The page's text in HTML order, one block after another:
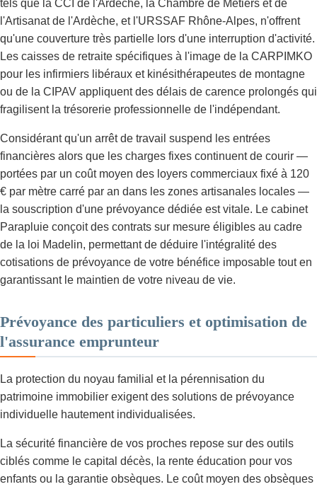
tels que la CCI de l'Ardèche, la Chambre de Métiers et de
l'Artisanat de l'Ardèche, et l'URSSAF Rhône-Alpes, n'offrent
qu'une couverture très partielle lors d'une interruption d'activité.
Les caisses de retraite spécifiques à l'image de la CARPIMKO
pour les infirmiers libéraux et kinésithérapeutes de montagne
ou de la CIPAV appliquent des délais de carence prolongés qui
fragilisent la trésorerie professionnelle de l'indépendant.
Considérant qu'un arrêt de travail suspend les entrées
financières alors que les charges fixes continuent de courir —
portées par un coût moyen des loyers commerciaux fixé à 120
€ par mètre carré par an dans les zones artisanales locales —
la souscription d'une prévoyance dédiée est vitale. Le cabinet
Parapluie conçoit des contrats sur mesure éligibles au cadre
de la loi Madelin, permettant de déduire l'intégralité des
cotisations de prévoyance de votre bénéfice imposable tout en
garantissant le maintien de votre niveau de vie.
Prévoyance des particuliers et optimisation de
l'assurance emprunteur
La protection du noyau familial et la pérennisation du
patrimoine immobilier exigent des solutions de prévoyance
individuelle hautement individualisées.
La sécurité financière de vos proches repose sur des outils
ciblés comme le capital décès, la rente éducation pour vos
enfants ou la garantie obsèques. Le coût moyen des obsèques